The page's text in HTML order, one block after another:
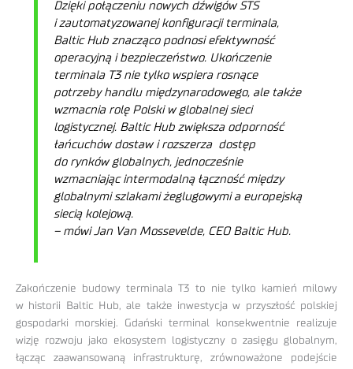
Dzięki połączeniu nowych dźwigów STS
i zautomatyzowanej konfiguracji terminala,
Baltic Hub znacząco podnosi efektywność
operacyjną i bezpieczeństwo. Ukończenie
terminala T3 nie tylko wspiera rosnące
potrzeby handlu międzynarodowego, ale także
wzmacnia rolę Polski w globalnej sieci
logistycznej. Baltic Hub zwiększa odporność
łańcuchów dostaw i rozszerza dostęp
do rynków globalnych, jednocześnie
wzmacniając intermodalną łączność między
globalnymi szlakami żeglugowymi a europejską
siecią kolejową.
– mówi Jan Van Mossevelde, CEO Baltic Hub.
Zakończenie budowy terminala T3 to nie tylko kamień milowy
w historii Baltic Hub, ale także inwestycja w przyszłość polskiej
gospodarki morskiej. Gdański terminal konsekwentnie realizuje
wizję rozwoju jako ekosystem logistyczny o zasięgu globalnym,
łącząc zaawansowaną infrastrukturę, zrównoważone podejście